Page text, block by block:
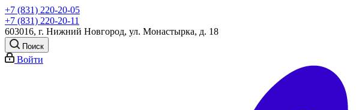
+7 (831) 220-20-05
+7 (831) 220-20-11
603016, г. Нижний Новгород, ул. Монастырка, д. 18
Поиск
Войти